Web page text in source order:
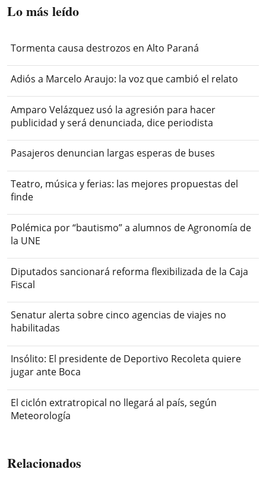
Lo más leído
Tormenta causa destrozos en Alto Paraná
Adiós a Marcelo Araujo: la voz que cambió el relato
Amparo Velázquez usó la agresión para hacer
publicidad y será denunciada, dice periodista
Pasajeros denuncian largas esperas de buses
Teatro, música y ferias: las mejores propuestas del
finde
Polémica por “bautismo” a alumnos de Agronomía de
la UNE
Diputados sancionará reforma flexibilizada de la Caja
Fiscal
Senatur alerta sobre cinco agencias de viajes no
habilitadas
Insólito: El presidente de Deportivo Recoleta quiere
jugar ante Boca
El ciclón extratropical no llegará al país, según
Meteorología
Relacionados